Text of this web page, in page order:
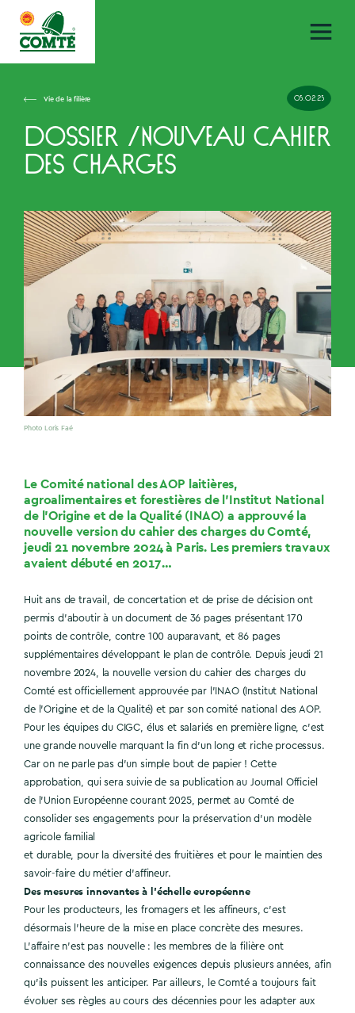
Vie de la filière 05.02.25
DOSSIER /nouveau cahier
des charges
Photo Loris Faé
Le Comité national des AOP laitières,
agroalimentaires et forestières de l’Institut National
de l’Origine et de la Qualité (INAO) a approuvé la
nouvelle version du cahier des charges du Comté,
jeudi 21 novembre 2024 à Paris. Les premiers travaux
avaient débuté en 2017 …
Huit ans de travail, de concertation et de prise de décision ont
permis d’aboutir à un document de 36 pages présentant 170
points de contrôle, contre 100 auparavant, et 86 pages
supplémentaires développant le plan de contrôle. Depuis jeudi 21
novembre 2024, la nouvelle version du cahier des charges du
Comté est officiellement approuvée par l’INAO (Institut National
de l’Origine et de la Qualité) et par son comité national des AOP.
Pour les équipes du CIGC, élus et salariés en première ligne, c’est
une grande nouvelle marquant la fin d’un long et riche processus.
Car on ne parle pas d’un simple bout de papier ! Cette
approbation, qui sera suivie de sa publication au Journal Officiel
de l’Union Européenne courant 2025, permet au Comté de
consolider ses engagements pour la préservation d’un modèle
agricole familial
et durable, pour la diversité des fruitières et pour le maintien des
savoir-faire du métier d’affineur.
Des mesures innovantes à l’échelle européenne
Pour les producteurs, les fromagers et les affineurs, c’est
désormais l’heure de la mise en place concrète des mesures.
L’affaire n’est pas nouvelle : les membres de la filière ont
connaissance des nouvelles exigences depuis plusieurs années, afin
qu’ils puissent les anticiper. Par ailleurs, le Comté a toujours fait
évoluer ses règles au cours des décennies pour les adapter aux